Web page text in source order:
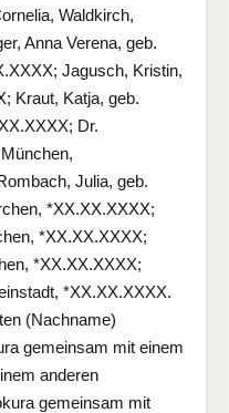
Waldkirch,
Anna Verena, geb.
Jagusch, Kristin,
Kraut, Katja, geb.
Dr.
Julia, geb.
*XX.XX.XXXX;
*XX.XX.XXXX;
*XX.XX.XXXX;
*XX.XX.XXXX.
(Nachname)
gemeinsam mit einem
anderen
gemeinsam mit